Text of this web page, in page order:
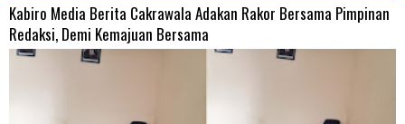
Kabiro Media Berita Cakrawala Adakan Rakor Bersama Pimpinan
Redaksi, Demi Kemajuan Bersama